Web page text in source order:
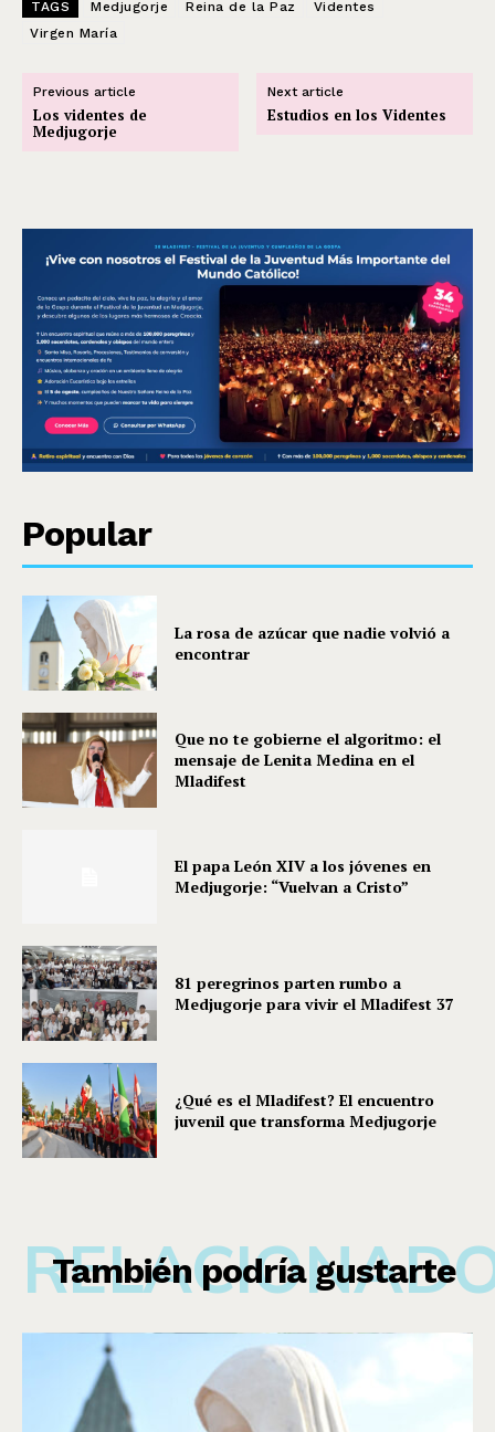
TAGS Medjugorje Reina de la Paz
Videntes
Virgen María
Previous article
Los videntes de
Medjugorje
Next article
Estudios en los Videntes
Popular
La rosa de azúcar que nadie volvió a
encontrar
Que no te gobierne el algoritmo: el
mensaje de Lenita Medina en el
Mladifest
El papa León XIV a los jóvenes en
Medjugorje: “Vuelvan a Cristo”
81 peregrinos parten rumbo a
Medjugorje para vivir el Mladifest 37
¿Qué es el Mladifest? El encuentro
juvenil que transforma Medjugorje
También podría gustarte